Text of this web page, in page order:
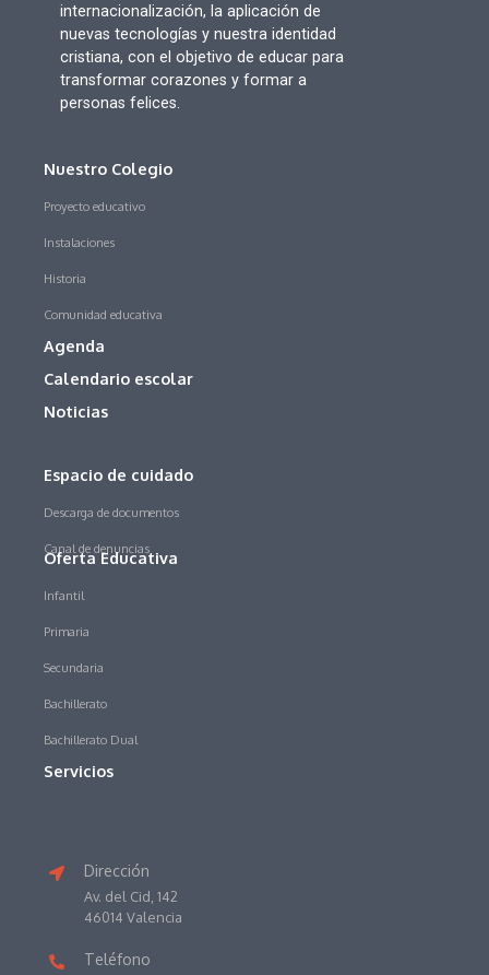
internacionalización, la aplicación de
nuevas tecnologías y nuestra identidad
cristiana, con el objetivo de educar para
transformar corazones y formar a
personas felices.
Nuestro Colegio
Proyecto educativo
Instalaciones
Historia
Comunidad educativa
Agenda
Calendario escolar
Noticias
Espacio de cuidado
Descarga de documentos
Canal de denuncias
Oferta Educativa
Infantil
Primaria
Secundaria
Bachillerato
Bachillerato Dual
Servicios
Dirección
Av. del Cid, 142
46014 Valencia
Teléfono